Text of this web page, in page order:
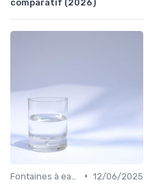
comparatif (2026)
• 12/06/2025